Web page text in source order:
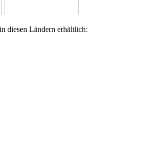
diesen Ländern erhältlich: